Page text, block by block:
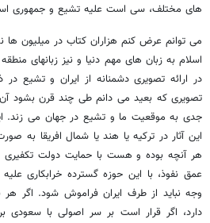
های مختلف، سی است علیه تشیع و جمهوری
می توانم عرض کنم هزاران کتاب در میلیون
اسلام به زبان های مهم دنیا و نیز زبانهای
در ارائه تصویری دشمنانه از ایران و تشیع
تصویری که بعید می دانم طی چند قرن بشود
جدی به موقعیت ما و تشیع در جهان می زند.
این آثار در ترکیه یا هند یا شمال افریقا به
هر آنچه بوده و هست با حمایت دولت
عمق نفوذ، با این حوزه گسترده خرابکاری
وجه نباید از طرف ایران فراموش شود. اگر هر
دارد، اگر قرار است بر سر اصولی با سعودی